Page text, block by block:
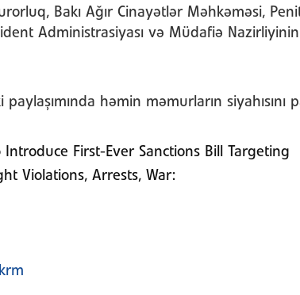
Bakı Ağır Cinayətlər Məhkəməsi,
Administrasiyası və Müdafiə Nazirliyinin
həmin məmurların siyahısını
Introduce First-Ever Sanctions Bill Targeting
Violations, Arrests, War: